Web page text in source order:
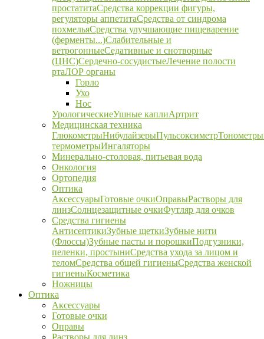
простатитаСредства коррекции фигуры,
регуляторы аппетитаСредства от синдрома
похмельяСредства улучшающие пищеварение
(ферменты...)Слабительные и
ветрогонныеСедативные и снотворные
(ЦНС)Сердечно-сосудистыеЛечение полости
ртаЛОР органы
Горло
Ухо
Нос
УрологическиеУшные каплиАртрит
Медицинская техника
ГлюкометрыНибулайзерыПульсоксиметрТонометры
термометрыИнгаляторы
Минерально-столовая, питьевая вода
Онкология
Ортопедия
Оптика
АксессуарыГотовые очкиОправыРастворы для
линзСолнцезащитные очкиФутляр для очков
Средства гигиены
АнтисептикиЗубные щеткиЗубные нити
(Флоссы)Зубные пасты и порошкиПодгузники,
пеленки, простыниСредства ухода за лицом и
теломСредства общей гигиеныСредства женской
гигиеныКосметика
Ножницы
Оптика
Аксессуары
Готовые очки
Оправы